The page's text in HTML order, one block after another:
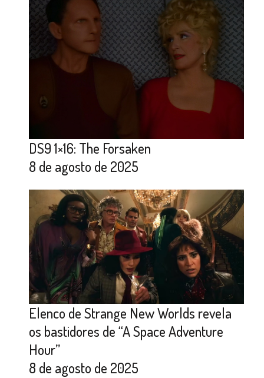
DS9 1×16: The Forsaken
8 de agosto de 2025
Elenco de Strange New Worlds revela
os bastidores de “A Space Adventure
Hour”
8 de agosto de 2025